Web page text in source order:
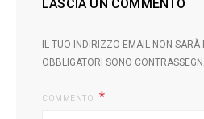
LASCIA UN COMMENTO
IL TUO INDIRIZZO EMAIL NON SARÀ
OBBLIGATORI SONO
COMMENTO